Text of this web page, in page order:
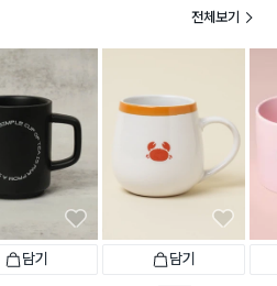
전체보기
담기 담기